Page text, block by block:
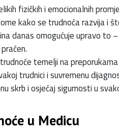
fizičkih i emocionalnih
kako se trudnoća razvija i
danas omogućuje upravo to
temelji na
trudnici i suvremenu
skrb i osjećaj sigurnosti u
u Medicu